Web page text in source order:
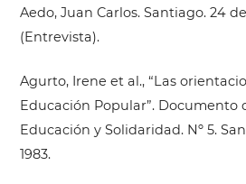
Aedo, Juan Carlos. Santiago. 24
(Entrevista).
Agurto, Irene et al., “Las
Educación Popular”. Documento
Educación y Solidaridad. Nº 5.
1983.